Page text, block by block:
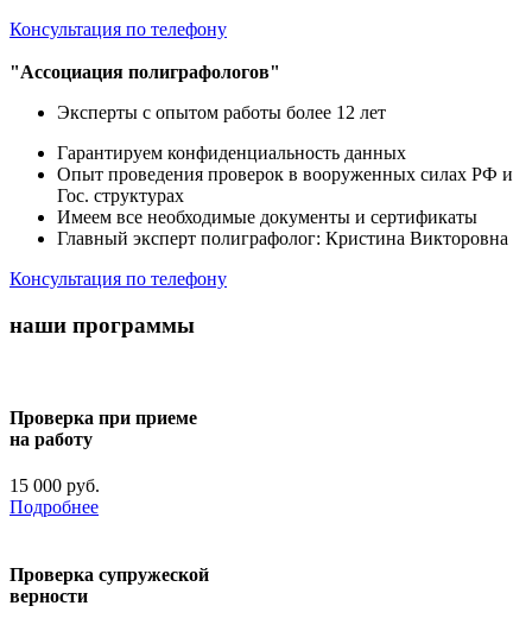
Консультация по телефону
"Ассоциация полиграфологов"
Эксперты с опытом работы более 12 лет
Гарантируем конфиденциальность данных
Опыт проведения проверок в вооруженных силах РФ и
Гос. структурах
Имеем все необходимые документы и сертификаты
Главный эксперт полиграфолог: Кристина Викторовна
Консультация по телефону
наши программы
Проверка при приеме
на работу
15 000 руб.
Подробнее
Проверка супружеской
верности